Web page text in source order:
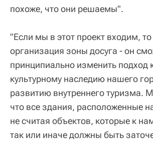
похоже, что они решаемы".
"Если мы в этот проект входим, то
организация зоны досуга - он
принципиально изменить подход
культурному наследию нашего
развитию внутреннего туризма.
что все здания, расположенные
не считая объектов, которые к
так или иначе должны быть